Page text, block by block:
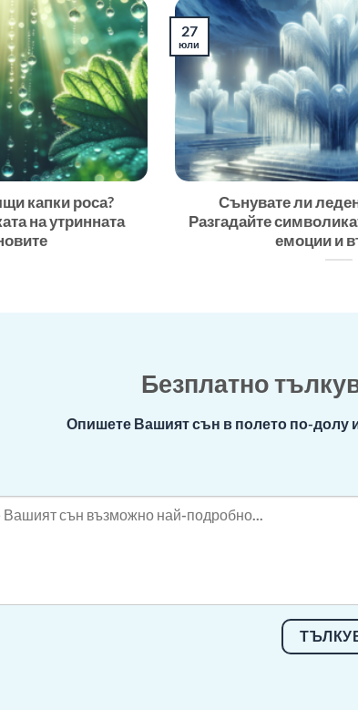
капки роса?
на утринната
Сънувате ли
Разгадайте
емоции и
27
юли
Безплатно
Опишете Вашият сън в полето по-долу